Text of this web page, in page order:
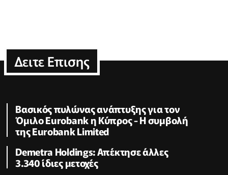
Δειτε Επισης
Βασικός πυλώνας ανάπτυξης για τον
Όμιλο Eurobank η Κύπρος - Η συμβολή
της Eurobank Limited
Demetra Holdings: Απέκτησε άλλες
3.340 ίδιες μετοχές